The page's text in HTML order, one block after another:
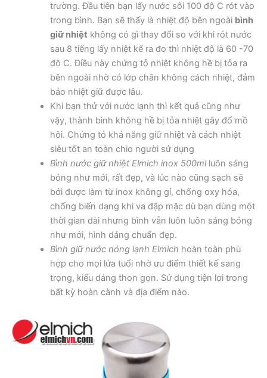
trường. Đầu tiên bạn lấy nước sôi 100 độ C rót vào
trong bình. Bạn sẽ thấy là nhiệt độ bên ngoài bình
giữ nhiệt không có gì thay đổi so với khi rót nước
sau 8 tiếng lấy nhiệt kế ra đo thì nhiệt độ là 60 -70
độ C. Điều này chứng tỏ nhiệt không hề bị tỏa ra
bên ngoài nhờ có lớp chân không cách nhiệt, đảm
bảo nhiệt giữ được lâu.
Khi bạn thử với nước lạnh thì kết quả cũng như
vậy, thành bình không hề bị tỏa nhiệt gây đổ mồ
hôi. Chứng tỏ khả năng giữ nhiệt và cách nhiệt
siêu tốt an toàn chio người sử dụng
Bình nước giữ nhiệt Elmich inox 500mlluôn sáng
bóng như mới, rất đẹp, và lúc nào cũng sạch sẽ
bởi được làm từ inox không gỉ, chống oxy hóa,
chống biến dạng khi va đập mặc dù bạn dùng một
thời gian dài nhưng bình vẫn luôn luôn sáng bóng
như mới, hình dáng chuẩn đẹp.
Bình giữ nước nóng lạnh Elmich hoàn toàn phù
hợp cho mọi lứa tuổi nhờ ưu điểm thiết kế sang
trọng, kiểu dáng thon gọn. Sử dụng tiện lợi trong
bất kỳ hoàn cành và địa điểm nào.